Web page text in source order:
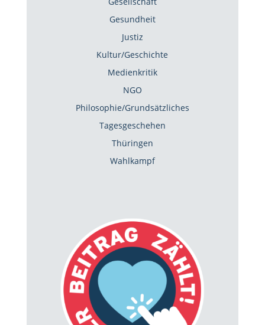
Gesundheit
Justiz
Kultur/Geschichte
Medienkritik
NGO
Philosophie/Grundsätzliches
Tagesgeschehen
Thüringen
Wahlkampf